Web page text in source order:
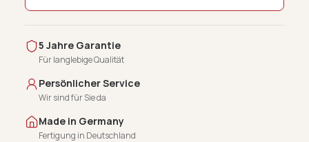
5 Jahre Garantie
Für langlebige Qualität
Persönlicher Service
Wir sind für Sie da
Made in Germany
Fertigung in Deutschland